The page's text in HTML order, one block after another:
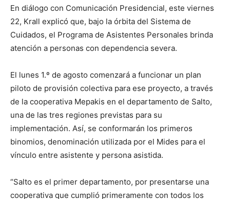
En diálogo con Comunicación Presidencial, este viernes
22, Krall explicó que, bajo la órbita del Sistema de
Cuidados, el Programa de Asistentes Personales brinda
atención a personas con dependencia severa.
El lunes 1.º de agosto comenzará a funcionar un plan
piloto de provisión colectiva para ese proyecto, a través
de la cooperativa Mepakis en el departamento de Salto,
una de las tres regiones previstas para su
implementación. Así, se conformarán los primeros
binomios, denominación utilizada por el Mides para el
vínculo entre asistente y persona asistida.
“Salto es el primer departamento, por presentarse una
cooperativa que cumplió primeramente con todos los